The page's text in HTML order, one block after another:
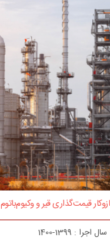
قیمت‌گذاری قیر و وکیوم‌باتوم
سال اجرا : 1399-1400